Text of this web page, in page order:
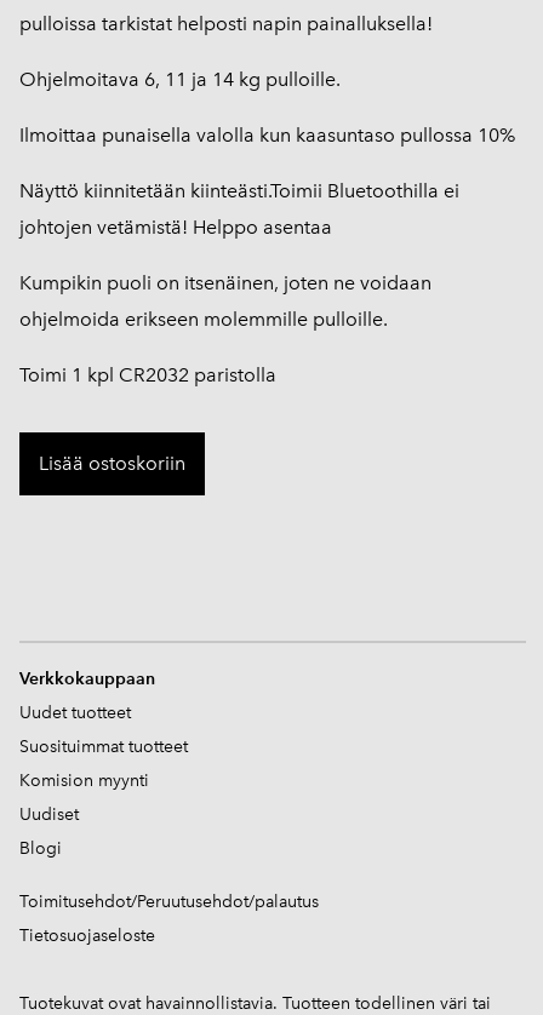
pulloissa tarkistat helposti napin painalluksella!
Ohjelmoitava 6, 11 ja 14 kg pulloille.
Ilmoittaa punaisella valolla kun kaasuntaso pullossa 10%
Näyttö kiinnitetään kiinteästi.Toimii Bluetoothilla ei
johtojen vetämistä! Helppo asentaa
Kumpikin puoli on itsenäinen, joten ne voidaan
ohjelmoida erikseen molemmille pulloille.
Toimi 1 kpl CR2032 paristolla
Lisää ostoskoriin
Verkkokauppaan
Uudet tuotteet
Suosituimmat tuotteet
Komision myynti
Uudiset
Blogi
Toimitusehdot/Peruutusehdot/palautus
Tietosuojaseloste
Tuotekuvat ovat havainnollistavia. Tuotteen todellinen väri tai